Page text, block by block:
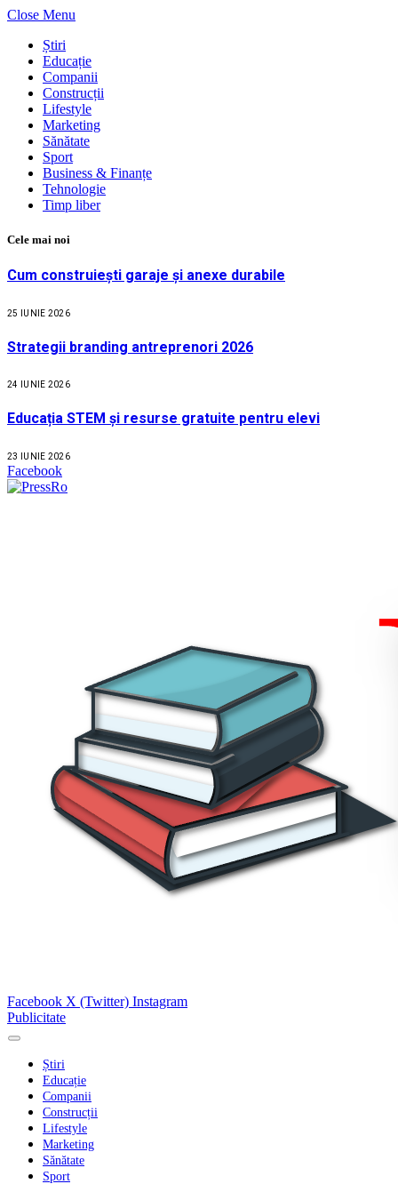
Close Menu
Știri
Educație
Companii
Construcții
Lifestyle
Marketing
Sănătate
Sport
Business & Finanțe
Tehnologie
Timp liber
Cele mai noi
Cum construiești garaje și anexe durabile
25 IUNIE 2026
Strategii branding antreprenori 2026
24 IUNIE 2026
Educația STEM și resurse gratuite pentru elevi
23 IUNIE 2026
Facebook
Facebook X (Twitter) Instagram
Publicitate
Știri
Educație
Companii
Construcții
Lifestyle
Marketing
Sănătate
Sport